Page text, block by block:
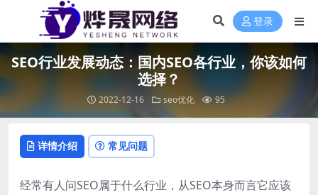
登录
SEO行业发展动态：国内SEO各行业，你该如何
选择？
2022-12-16 seo优化 95
详情介绍 常见问题
经常有人问SEO属于什么行业，从SEO本身而言它应该